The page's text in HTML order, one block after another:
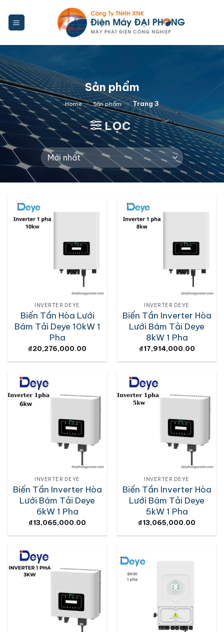
qua
nội
dung
Sản phẩm
Home » Sản phẩm » Trang 3
LỌC
INVERTER DEYE
Biến Tần Hòa Lưới
Bám Tải Deye 10kW 1
Pha
₫20,276,000.00
INVERTER DEYE
Biến Tần Inverter Hòa
Lưới Bám Tải Deye
8kW 1 Pha
₫17,914,000.00
INVERTER DEYE
Biến Tần Inverter Hòa
Lưới Bám Tải Deye
6kW 1 Pha
₫13,065,000.00
INVERTER DEYE
Biến Tần Inverter Hòa
Lưới Bám Tải Deye
5kW 1 Pha
₫13,065,000.00